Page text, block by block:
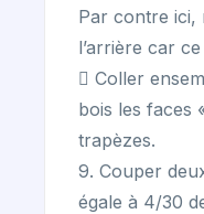
Par contre ici,
l’arrière car
 Coller
bois les faces
trapèzes.
9. Couper
égale à 4/30